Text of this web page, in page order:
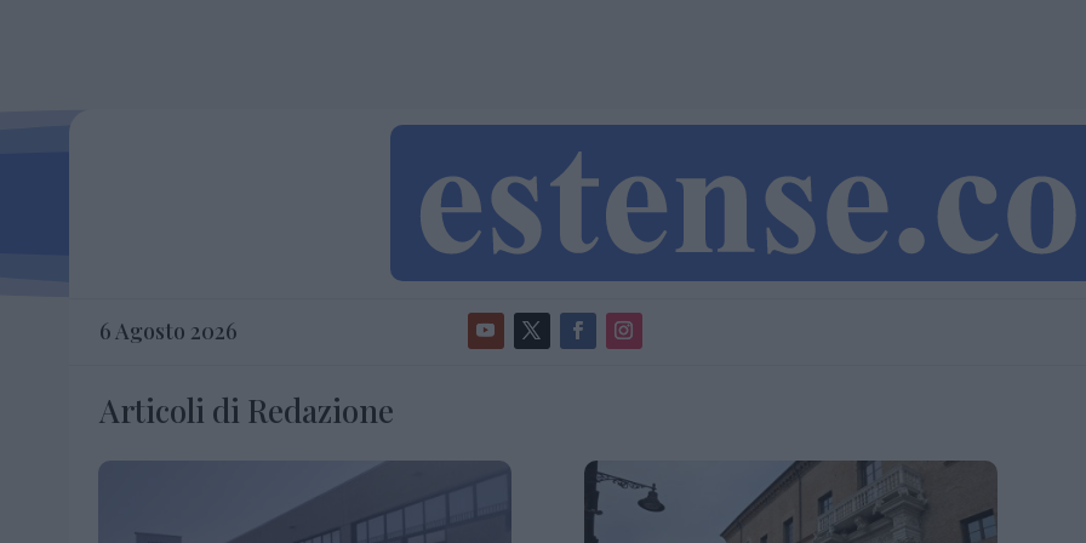
6 Agosto 2026
Articoli di Redazione